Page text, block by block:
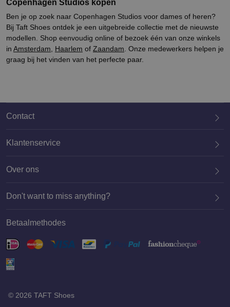
Copenhagen Studios kopen
Ben je op zoek naar Copenhagen Studios voor dames of heren?
Bij Taft Shoes ontdek je een uitgebreide collectie met de nieuwste
modellen. Shop eenvoudig online of bezoek één van onze winkels
in Amsterdam, Haarlem of Zaandam. Onze medewerkers helpen je
graag bij het vinden van het perfecte paar.
Contact
020 659 3444
Klantenservice
Over ons
Don't want to miss anything?
Betaalmethodes
© 2026 TAFT Shoes